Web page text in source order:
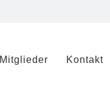
Mitglieder Kontakt